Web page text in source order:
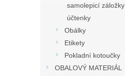
samolepicí záložky
účtenky
Obálky
Etikety
Pokladní kotoučky
OBALOVÝ MATERIÁL